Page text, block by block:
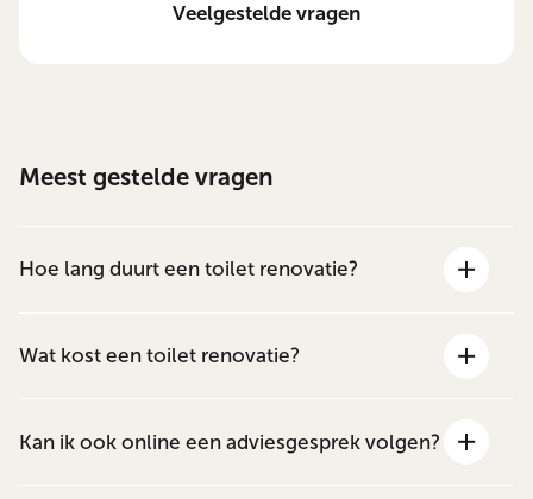
Veelgestelde vragen
Meest gestelde vragen
Hoe lang duurt een toilet renovatie?
Wat kost een toilet renovatie?
Kan ik ook online een adviesgesprek volgen?